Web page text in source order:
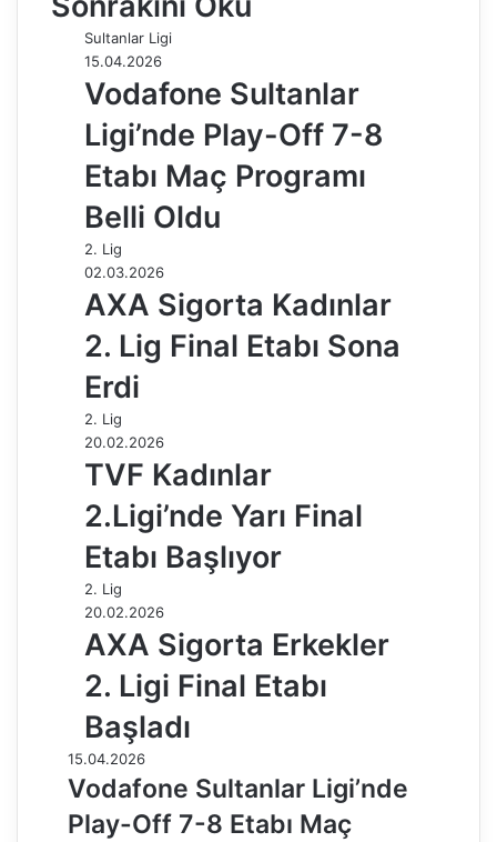
od rtA
p
p
r
a
m
t
a
i
l
p
a
y
l
a
ş
r
Sultanlar Ligi
15.04.2026
Vodafone Sultanlar
Ligi’nde Play-Off 7-8
Etabı Maç Programı
Belli Oldu
2. Lig
02.03.2026
AXA Sigorta Kadınlar
2. Lig Final Etabı Sona
Erdi
2. Lig
20.02.2026
TVF Kadınlar
2.Ligi’nde Yarı Final
Etabı Başlıyor
2. Lig
20.02.2026
AXA Sigorta Erkekler
2. Ligi Final Etabı
Başladı
15.04.2026
Vodafone Sultanlar Ligi’nde
Play-Off 7-8 Etabı Maç